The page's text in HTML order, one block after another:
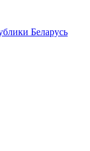
Беларусь